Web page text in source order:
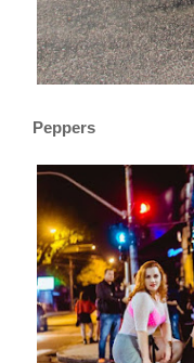
Peppers